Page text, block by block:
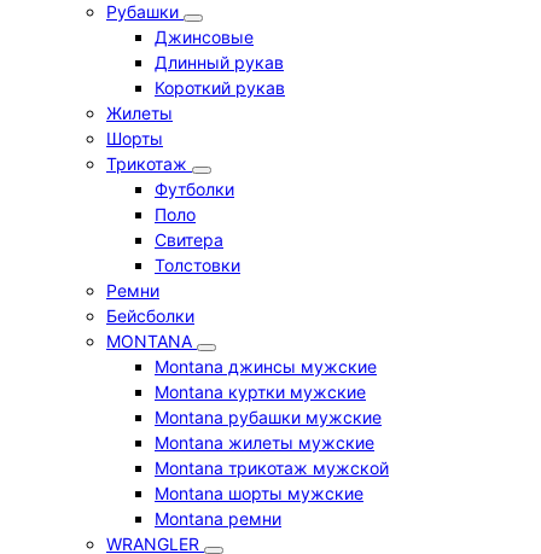
Рубашки
Джинсовые
Длинный рукав
Короткий рукав
Жилеты
Шорты
Трикотаж
Футболки
Поло
Свитера
Толстовки
Ремни
Бейсболки
MONTANA
Montana джинсы мужские
Montana куртки мужские
Montana рубашки мужские
Montana жилеты мужские
Montana трикотаж мужской
Montana шорты мужские
Montana ремни
WRANGLER